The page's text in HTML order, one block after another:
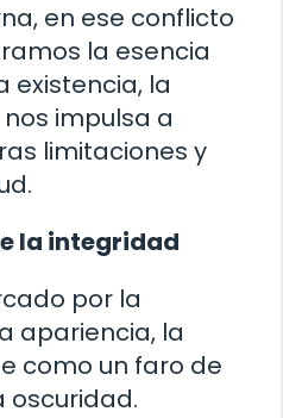
en ese conflicto
la esencia
existencia, la
impulsa a
limitaciones y
la integridad
por la
apariencia, la
como un faro de
oscuridad.